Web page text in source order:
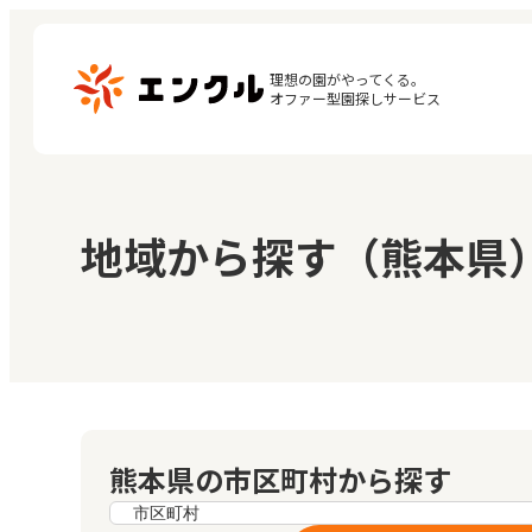
理想の園がやってくる。
オファー型園探しサービス
保育園・幼稚園を探す
地図から探す
閲
お
地域から探す（熊本県）
熊本県の市区町村から探す